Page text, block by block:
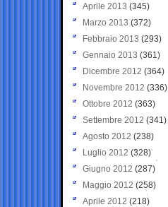
Aprile 2013 (345)
Marzo 2013 (372)
Febbraio 2013 (293)
Gennaio 2013 (361)
Dicembre 2012 (364)
Novembre 2012 (336)
Ottobre 2012 (363)
Settembre 2012 (341)
Agosto 2012 (238)
Luglio 2012 (328)
Giugno 2012 (287)
Maggio 2012 (258)
Aprile 2012 (218)